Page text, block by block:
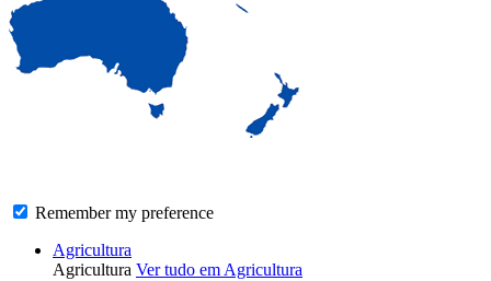
Remember my preference
Navegação
principal
Agricultura
Agricultura Ver tudo em Agricultura